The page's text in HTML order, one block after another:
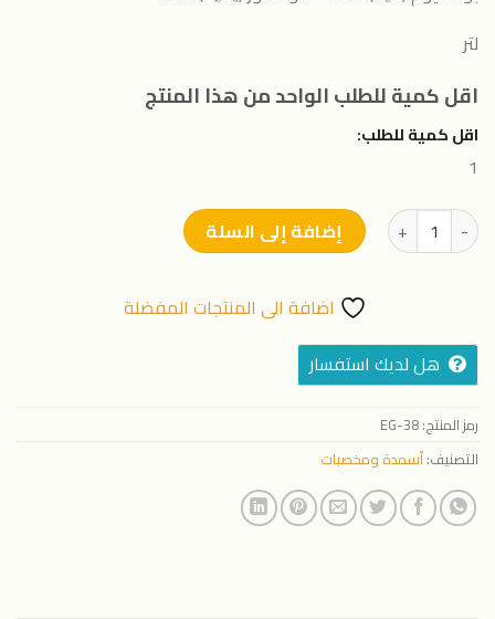
لتر
اقل كمية للطلب الواحد من هذا المنتج
اقل كمية للطلب:
1
كمية سوبريم PK إضافة إلى السلة
اضافة الى المنتجات المفضلة
هل لديك استفسار
رمز المنتج:EG-38
التصنيف:أسمدة ومخصبات